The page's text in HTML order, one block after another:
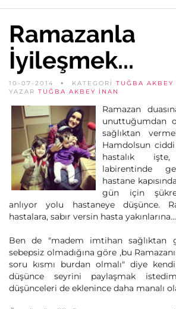
Ramazanla
İyileşmek...
10-07-2014 KATEGORİ TUĞBA AKBEY
YAZAR TUĞBA AKBEY İNAN
Ramazan
unuttuğumdan
sağlıktan
Hamdolsun
hastalık
labirentinde
hastane
gün için
anlıyor yolu hastaneye düşünce.
hastalara, sabır versin hasta yakınlarına...
Ben de "madem imtihan
sebepsiz olmadığına göre ,bu
soru kısmı burdan olmalı" diye
düşünce seyrini paylaşmak
düşünceleri de eklenince daha manalı